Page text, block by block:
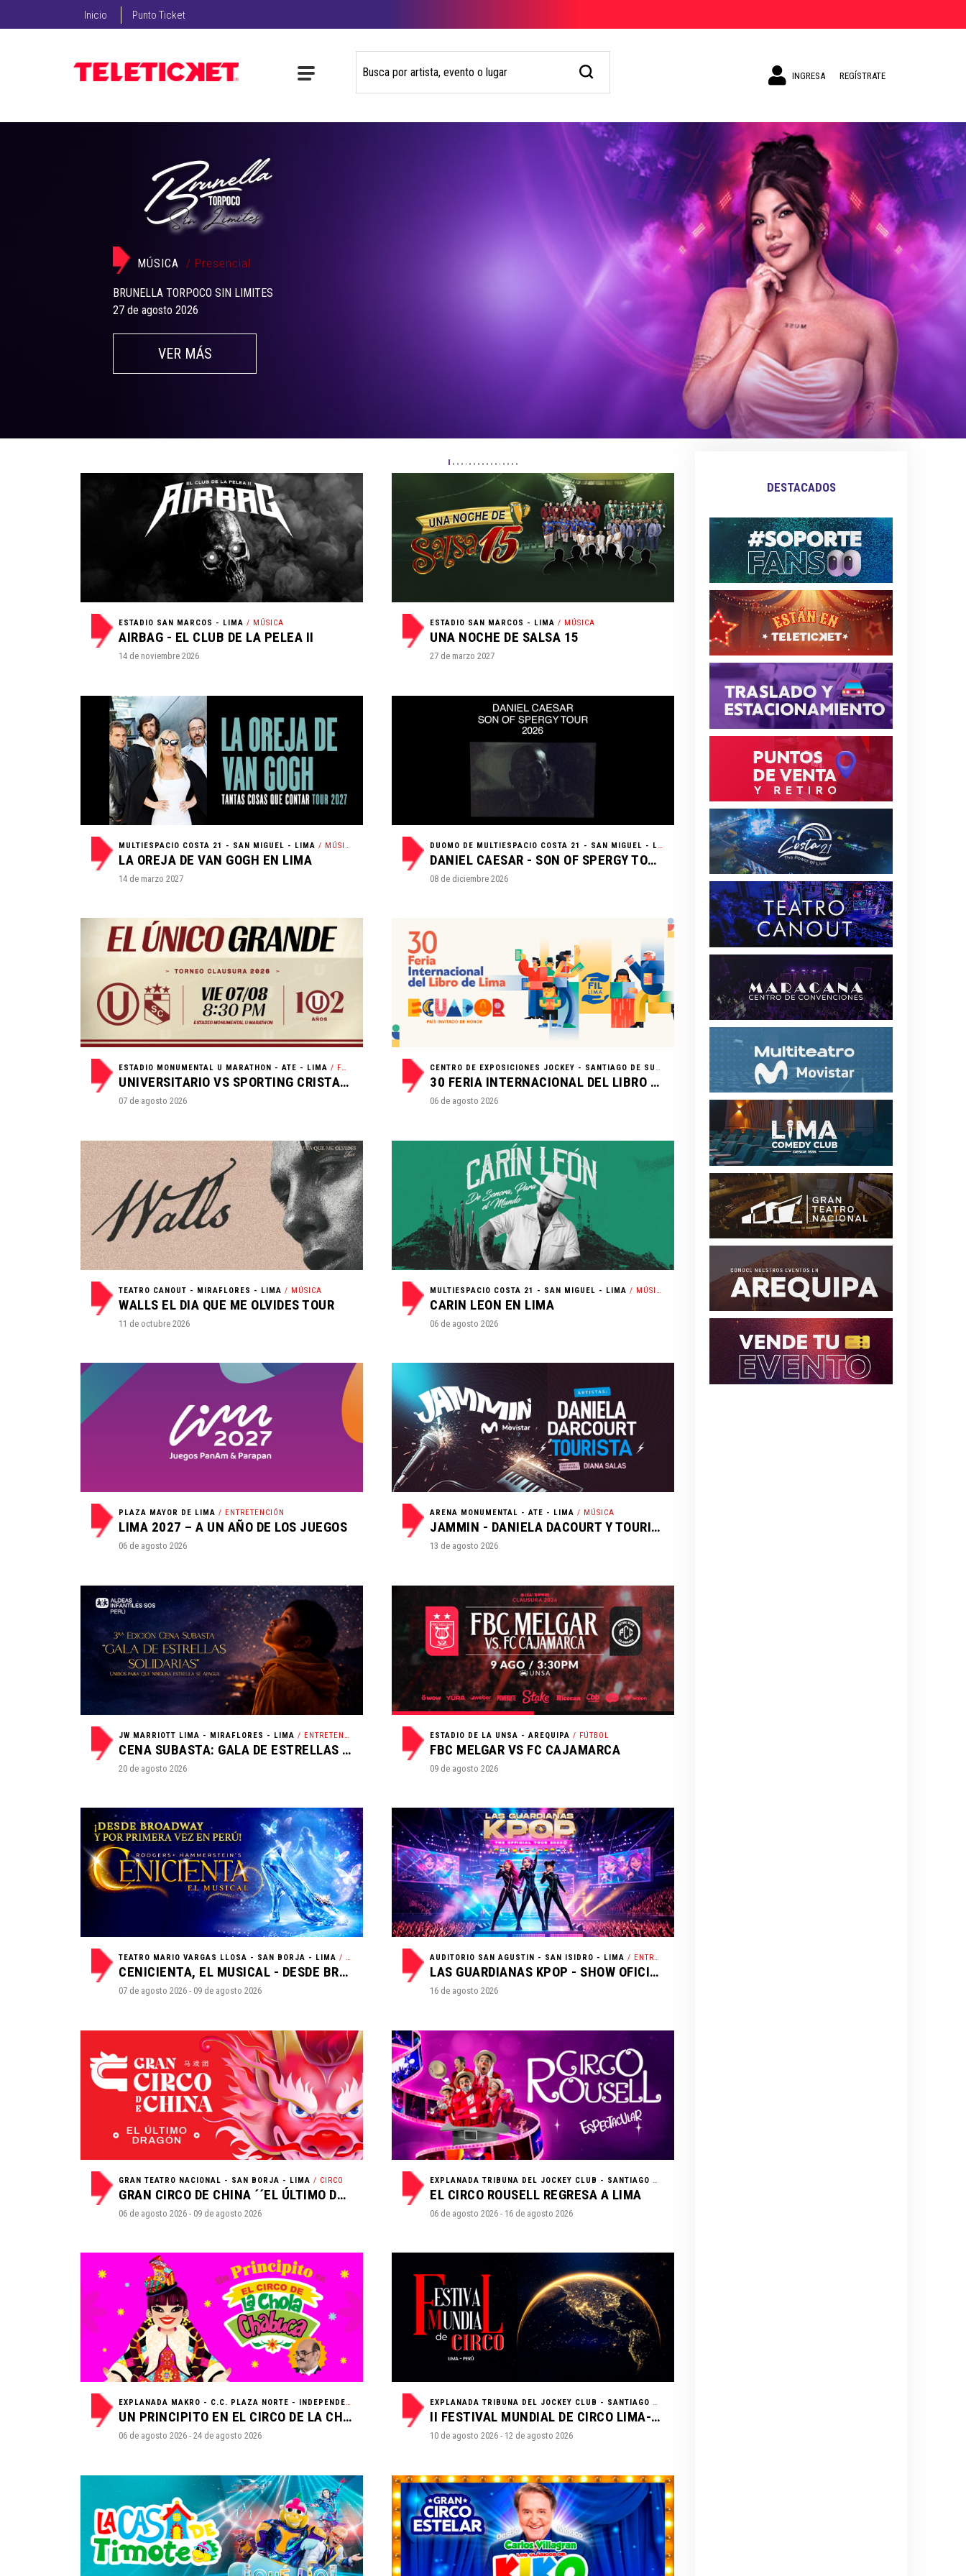
Inicio Punto Ticket
INGRESA REGÍSTRATE
MÚSICA / Presencial
AIRBAG - EL CLUB DE LA PELEA II
14 de noviembre 2026
VER MÁS
ESTADIO SAN MARCOS - LIMA / MÚSICA
AIRBAG - EL CLUB DE LA PELEA II
14 de noviembre 2026
ESTADIO SAN MARCOS - LIMA / MÚSICA
UNA NOCHE DE SALSA 15
27 de marzo 2027
MULTIESPACIO COSTA 21 - SAN MIGUEL - LIMA / MÚSICA
LA OREJA DE VAN GOGH EN LIMA
14 de marzo 2027
/ MÚSICA
DANIEL CAESAR - SON OF SPERGY TOUR
08 de diciembre 2026
ESTADIO MONUMENTAL U MARATHON - ATE - LIMA / FÚTBOL
UNIVERSITARIO VS SPORTING CRISTAL - FECHA 4 CLAUSURA
07 de agosto 2026
/ FERIA
30 FERIA INTERNACIONAL DEL LIBRO DE LIMA
06 de agosto 2026
TEATRO CANOUT - MIRAFLORES - LIMA / MÚSICA
WALLS EL DIA QUE ME OLVIDES TOUR
11 de octubre 2026
MULTIESPACIO COSTA 21 - SAN MIGUEL - LIMA / MÚSICA
CARIN LEON EN LIMA
06 de agosto 2026
PLAZA MAYOR DE LIMA / ENTRETENCIÓN
LIMA 2027 – A UN AÑO DE LOS JUEGOS
06 de agosto 2026
ARENA MONUMENTAL - ATE - LIMA / MÚSICA
JAMMIN - DANIELA DACOURT Y TOURISTA
13 de agosto 2026
JW MARRIOTT LIMA - MIRAFLORES - LIMA / ENTRETENCIÓN
CENA SUBASTA: GALA DE ESTRELLAS SOLIDARIAS
20 de agosto 2026
ESTADIO DE LA UNSA - AREQUIPA / FÚTBOL
FBC MELGAR VS FC CAJAMARCA
09 de agosto 2026
TEATRO MARIO VARGAS LLOSA - SAN BORJA - LIMA / TEATRO
CENICIENTA, EL MUSICAL - DESDE BROADWAY AL PERÚ
07 de agosto 2026 - 09 de agosto 2026
AUDITORIO SAN AGUSTIN - SAN ISIDRO - LIMA / ENTRETENCIÓN
LAS GUARDIANAS KPOP - SHOW OFICIAL INTERNACIONAL
16 de agosto 2026
GRAN TEATRO NACIONAL - SAN BORJA - LIMA / CIRCO
GRAN CIRCO DE CHINA ´´EL ÚLTIMO DRAGÓN´´
06 de agosto 2026 - 09 de agosto 2026
EL CIRCO ROUSELL REGRESA A LIMA
06 de agosto 2026 - 16 de agosto 2026
/ CIRCO
UN PRINCIPITO EN EL CIRCO DE LA CHOLA CHABUCA
06 de agosto 2026 - 24 de agosto 2026
II FESTIVAL MUNDIAL DE CIRCO LIMA-PERU
10 de agosto 2026 - 12 de agosto 2026
DESTACADOS